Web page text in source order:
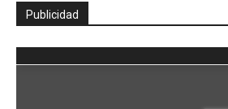
Publicidad